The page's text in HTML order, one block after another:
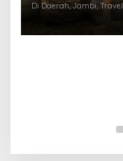
Di Daerah, Jambi, Travel